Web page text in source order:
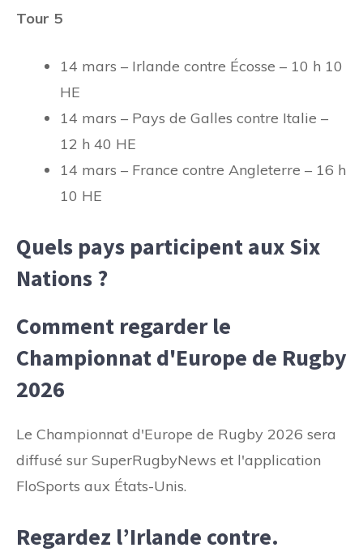
Tour 5
14 mars – Irlande contre Écosse – 10 h 10
HE
14 mars – Pays de Galles contre Italie –
12 h 40 HE
14 mars – France contre Angleterre – 16 h
10 HE
Quels pays participent aux Six
Nations ?
Comment regarder le
Championnat d'Europe de Rugby
2026
Le Championnat d'Europe de Rugby 2026 sera
diffusé sur SuperRugbyNews et l'application
FloSports aux États-Unis.
Regardez l’Irlande contre.